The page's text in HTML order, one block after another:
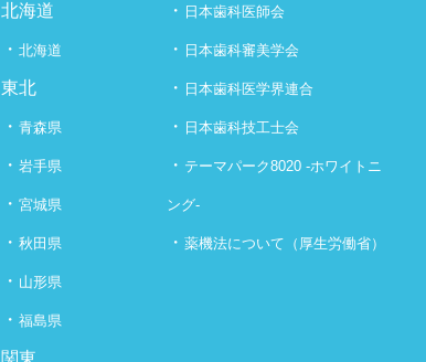
北海道
・ 北海道
東北
・ 青森県
・ 岩手県
・ 宮城県
・ 秋田県
・ 山形県
・ 福島県
・ 日本歯科医師会
・ 日本歯科審美学会
・ 日本歯科医学界連合
・ 日本歯科技工士会
・ テーマパーク8020 -ホワイトニ
ング-
・薬機法について（厚生労働省）